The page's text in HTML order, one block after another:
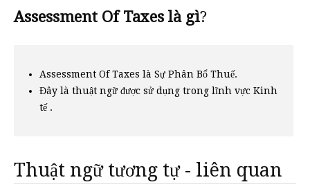
Assessment Of Taxes là gì?
Assessment Of Taxes là Sự Phân Bổ Thuế.
Đây là thuật ngữ được sử dụng trong lĩnh vực Kinh
tế .
Thuật ngữ tương tự - liên quan